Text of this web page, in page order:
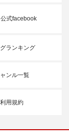
公式facebook
ランキング
ンル一覧
利用規約